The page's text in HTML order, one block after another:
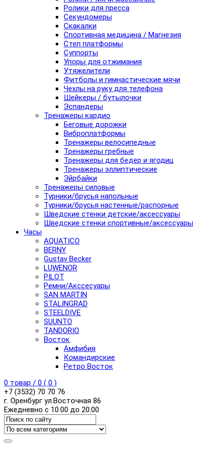
Ролики для пресса
Секундомеры
Скакалки
Спортивная медицина / Магнезия
Степ платформы
Суппорты
Упоры для отжимания
Утяжелители
Фитболы и гимнастические мячи
Чехлы на руку для телефона
Шейкеры / бутылочки
Эспандеры
Тренажеры кардио
Беговые дорожки
Виброплатформы
Тренажеры велосипедные
Тренажеры гребные
Тренажеры для бедер и ягодиц
Тренажеры эллиптические
Эйрбайки
Тренажеры силовые
Турники/брусья напольные
Турники/брусья настенные/распорные
Шведские стенки детские/аксессуары
Шведские стенки спортивные/аксессуары
Часы
AQUATICO
BERNY
Gustav Becker
LUWENOR
PILOT
Pемни/Акссесуары
SAN MARTIN
STALINGRAD
STEELDIVE
SUUNTO
TANDORIO
Восток
Амфибия
Командирские
Ретро Восток
0 товар / 0 ( 0 )
+7 (3532) 70 70 76
г. Оренбург ул.Восточная 86
Ежедневно с 10.00 до 20.00